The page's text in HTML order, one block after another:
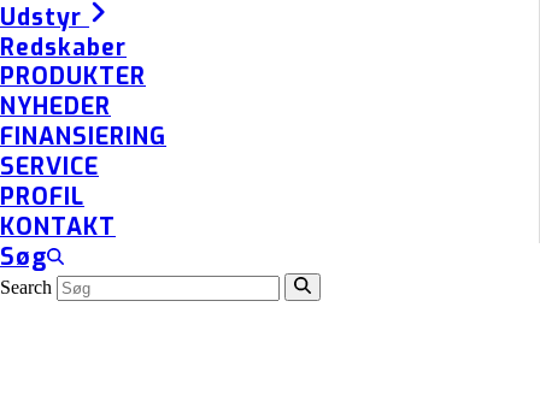
Udstyr
Redskaber
PRODUKTER
NYHEDER
FINANSIERING
SERVICE
PROFIL
KONTAKT
Søg
Search